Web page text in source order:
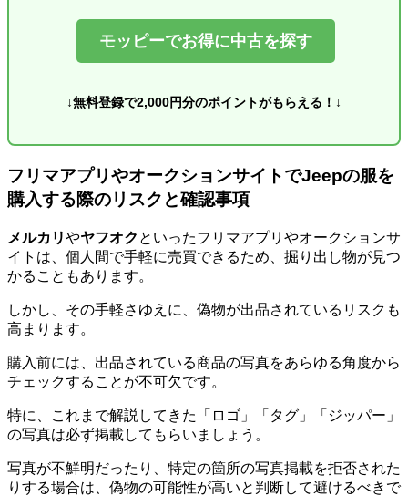
モッピーでお得に中古を探す
↓無料登録で2,000円分のポイントがもらえる！↓
フリマアプリやオークションサイトでJeepの服を
購入する際のリスクと確認事項
メルカリやヤフオク といったフリマアプリやオークションサ
イトは、個人間で手軽に売買できるため、掘り出し物が見つ
かることもあります。
しかし、その手軽さゆえに、 偽物が出品されているリスクも
高まります。
購入前には、出品されている商品の写真をあらゆる角度から
チェックすることが不可欠です。
特に、これまで解説してきた
「ロゴ」「タグ」「ジッパー」
の写真は必ず掲載してもらいましょう。
写真が不鮮明だったり、特定の箇所の写真掲載を拒否された
りする場合は、 偽物の可能性が高いと判断して避けるべきで